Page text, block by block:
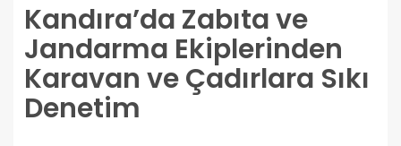
Kandıra’da Zabıta ve
Jandarma Ekiplerinden
Karavan ve Çadırlara Sıkı
Denetim